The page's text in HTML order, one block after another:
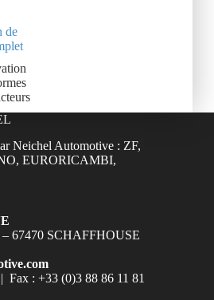
de
– 67470 SCHAFFHOUSE
| Fax : +33 (0)3 88 86 11 81